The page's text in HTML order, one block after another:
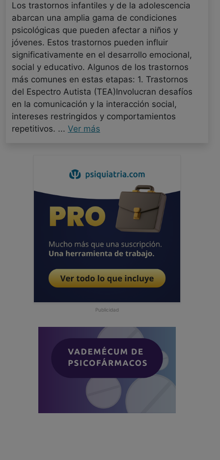
Los trastornos infantiles y de la adolescencia
abarcan una amplia gama de condiciones
psicológicas que pueden afectar a niños y
jóvenes. Estos trastornos pueden influir
significativamente en el desarrollo emocional,
social y educativo. Algunos de los trastornos
más comunes en estas etapas: 1. Trastornos
del Espectro Autista (TEA)Involucran desafíos
en la comunicación y la interacción social,
intereses restringidos y comportamientos
repetitivos. ... Ver más
Publicidad